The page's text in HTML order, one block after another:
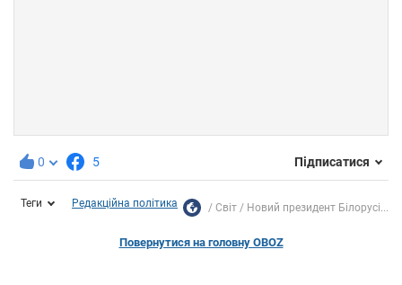
0 5 Підписатися
Теги Редакційна політика Світ Новий президент Білорусі...
Повернутися на головну OBOZ